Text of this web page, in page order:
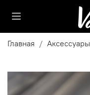
Главная Аксессуары